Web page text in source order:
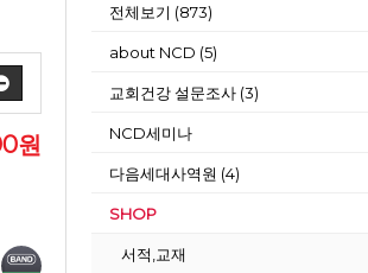
원
전체보기 (873)
about NCD (5)
교회건강 설문조사 (3)
NCD세미나
다음세대사역원 (4)
SHOP
서적,교재